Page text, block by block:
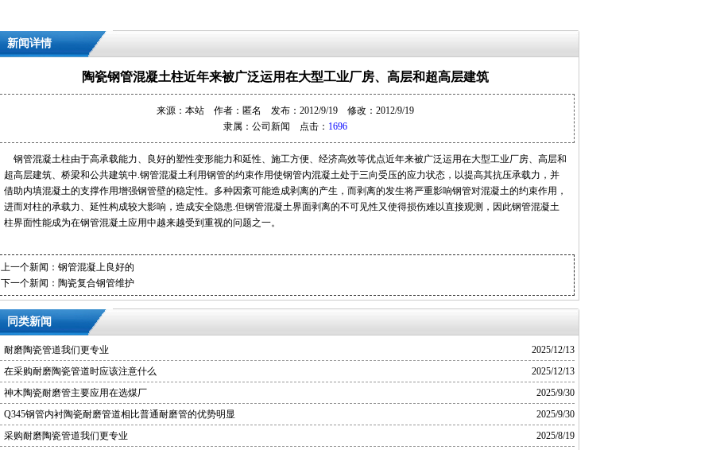
新闻详情
陶瓷钢管混凝土柱近年来被广泛运用在大型工业厂房、高层和超高层建筑
来源：本站 作者：匿名 发布：2012/9/19 修改：2012/9/19
隶属： 公司新闻 点击： 1696
钢管混凝土柱由于高承载能力、良好的塑性变形能力和延性、施工方便、经济高效等优点近年来被广泛运用在大型工业厂房、高层和
超高层建筑、桥梁和公共建筑中.钢管混凝土利用钢管的约束作用使钢管内混凝土处于三向受压的应力状态，以提高其抗压承载力，并
借助内填混凝土的支撑作用增强钢管壁的稳定性。多种因紊可能造成剥离的产生，而剥离的发生将严重影响钢管对混凝土的约束作用，
进而对柱的承载力、延性构成较大影响，造成安全隐患.但钢管混凝土界面剥离的不可见性又使得损伤难以直接观测，因此钢管混凝土
柱界面性能成为在钢管混凝土应用中越来越受到重视的问题之一。
上一个新闻： 钢管混凝上良好的
下一个新闻： 陶瓷复合钢管维护
同类新闻
2025/12/13
耐磨陶瓷管道我们更专业
2025/12/13
在采购耐磨陶瓷管道时应该注意什么
2025/9/30
神木陶瓷耐磨管主要应用在选煤厂
2025/9/30
Q345钢管内衬陶瓷耐磨管道相比普通耐磨管的优势明显
2025/8/19
采购耐磨陶瓷管道我们更专业